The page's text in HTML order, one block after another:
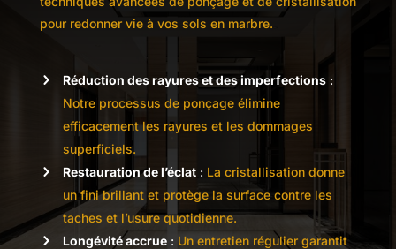
pour redonner vie à vos sols en marbre.
Réduction des rayures et des imperfections:
Notre processus de ponçage élimine
efficacement les rayures et les dommages
superficiels.
Restauration de l’éclat: La cristallisation donne
un fini brillant et protège la surface contre les
taches et l’usure quotidienne.
Longévité accrue: Un entretien régulier garantit